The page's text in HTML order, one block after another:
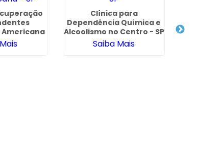
Americana
Clínica para
Dependência Química e
Alcoolismo no Centro - SP
Saiba Mais
Saúde